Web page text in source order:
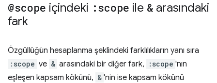
@scope içindeki :scope ile & arasındaki
fark
Özgüllüğün hesaplanma şeklindeki farklılıkların yanı sıra
:scope ve & arasındaki bir diğer fark, :scope 'nın
eşleşen kapsam kökünü, & 'nin ise kapsam kökünü